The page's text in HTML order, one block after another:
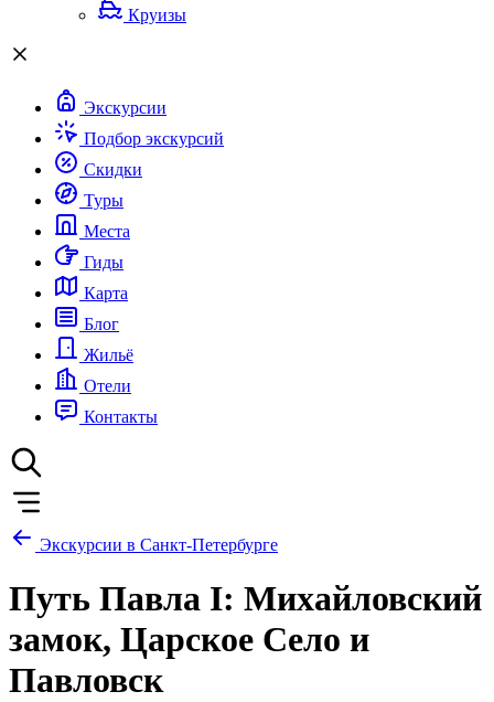
Круизы
Экскурсии
Подбор экскурсий
Скидки
Туры
Места
Гиды
Карта
Блог
Жильё
Отели
Контакты
Экскурсии в Санкт-Петербурге
Путь Павла I: Михайловский
замок, Царское Село и
Павловск